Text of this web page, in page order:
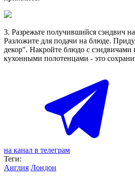
3. Разрежьте получившийся сэндвич
Разложите для подачи на блюде.
декор". Накройте блюдо с
кухонными полотенцами - это
на канал в телеграм
Теги:
Англия Лондон